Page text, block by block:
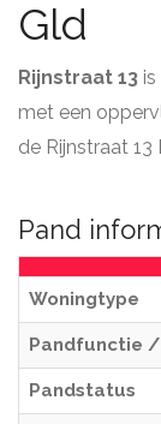
Gld
Rijnstraat 13
met een
de Rijnstraat
Pand
Woningtype
Pandfunctie
Pandstatus